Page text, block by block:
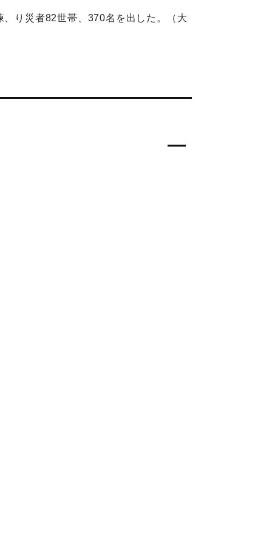
り災者82世帯、370名を出した。（大